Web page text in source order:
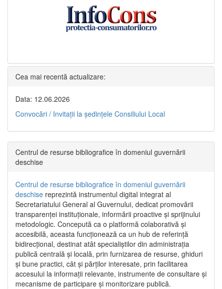
Cea mai recentă actualizare:
Data: 12.06.2026
Convocări / Invitaţii la şedinţele Consiliului Local
Centrul de resurse bibliografice în domeniul guvernării
deschise
Centrul de resurse bibliografice în domeniul guvernării
deschise reprezintă instrumentul digital integrat al
Secretariatului General al Guvernului, dedicat promovării
transparenței instituționale, informării proactive și sprijinului
metodologic. Concepută ca o platformă colaborativă și
accesibilă, aceasta funcționează ca un hub de referință
bidirecțional, destinat atât specialiștilor din administrația
publică centrală și locală, prin furnizarea de resurse, ghiduri
și bune practici, cât și părților interesate, prin facilitarea
accesului la informații relevante, instrumente de consultare și
mecanisme de participare și monitorizare publică.